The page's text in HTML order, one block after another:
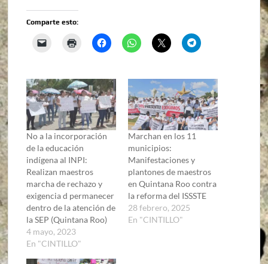
Comparte esto:
No a la incorporación
de la educación
indígena al INPI:
Realizan maestros
marcha de rechazo y
exigencia d permanecer
dentro de la atención de
la SEP (Quintana Roo)
4 mayo, 2023
En "CINTILLO"
Marchan en los 11
municipios:
Manifestaciones y
plantones de maestros
en Quintana Roo contra
la reforma del ISSSTE
28 febrero, 2025
En "CINTILLO"